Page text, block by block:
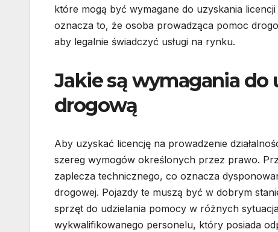
które mogą być wymagane do uzyskania
oznacza to, że osoba prowadząca pomoc
aby legalnie świadczyć usługi na rynku.
Jakie są wymagania do
drogową
Aby uzyskać licencję na prowadzenie
szereg wymogów określonych przez prawo.
zaplecza technicznego, co oznacza
drogowej. Pojazdy te muszą być w dobrym
sprzęt do udzielania pomocy w różnych
wykwalifikowanego personelu, który posiada